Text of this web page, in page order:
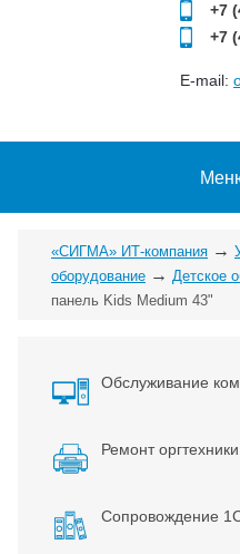
+7
+7
E-mail:
«СИГМА» ИТ-компания →
оборудование → Детское
панель Kids Medium 43"
Обслуживание
Ремонт оргтехники
Сопровождение